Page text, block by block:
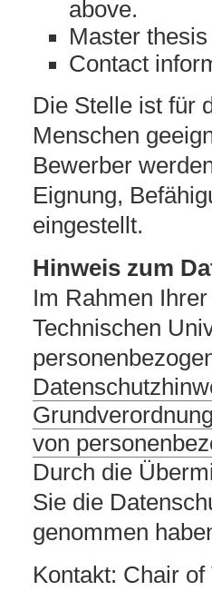
above.
Master
Contact
Die Stelle ist für
Menschen
Bewerber
Eignung,
eingestellt.
Hinweis zum
Im Rahmen
Technischen
von
Durch die
Sie die
genommen
Kontakt: Chair